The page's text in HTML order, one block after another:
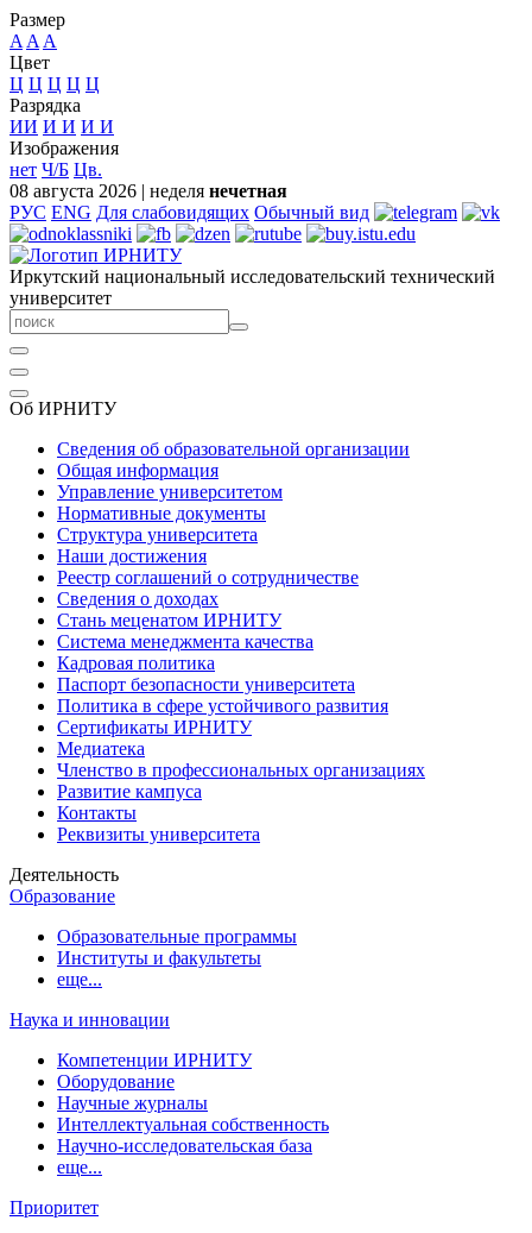
Размер
A A A
Цвет
Ц Ц Ц Ц Ц
Разрядка
ИИ И И И И
Изображения
нет Ч/Б Цв.
08 августа 2026 | неделя нечетная
РУС ENG Для слабовидящих Обычный вид
Иркутский национальный исследовательский технический
университет
Об ИРНИТУ
Сведения об образовательной организации
Общая информация
Управление университетом
Нормативные документы
Структура университета
Наши достижения
Реестр соглашений о сотрудничестве
Сведения о доходах
Стань меценатом ИРНИТУ
Система менеджмента качества
Кадровая политика
Паспорт безопасности университета
Политика в сфере устойчивого развития
Сертификаты ИРНИТУ
Медиатека
Членство в профессиональных организациях
Развитие кампуса
Контакты
Реквизиты университета
Деятельность
Образование
Образовательные программы
Институты и факультеты
еще...
Наука и инновации
Компетенции ИРНИТУ
Оборудование
Научные журналы
Интеллектуальная собственность
Научно-исследовательская база
еще...
Приоритет